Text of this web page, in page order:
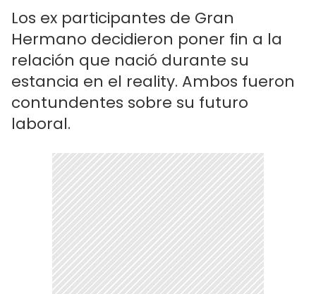
Los ex participantes de Gran
Hermano decidieron poner fin a la
relación que nació durante su
estancia en el reality. Ambos fueron
contundentes sobre su futuro
laboral.